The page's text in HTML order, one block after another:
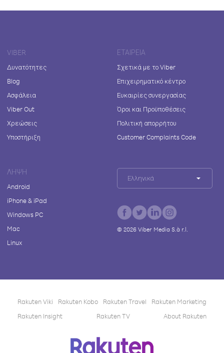
VIBER
Δυνατότητες
Blog
Ασφάλεια
Viber Out
Χρεώσεις
Υποστήριξη
ΕΤΑΙΡΕΊΑ
Σχετικά με το Viber
Επιχειρηματικό κέντρο
Ευκαιρίες συνεργασίας
Όροι και Προϋποθέσεις
Πολιτική απορρήτου
Customer Complaints Code
ΛΉΨΗ
Android
iPhone & iPad
Windows PC
Mac
Linux
Ελληνικά
© 2026Viber Media S.à r.l.
Rakuten Viki Rakuten Kobo Rakuten Travel
Rakuten Marketing
Rakuten Insight
Rakuten TV About Rakuten